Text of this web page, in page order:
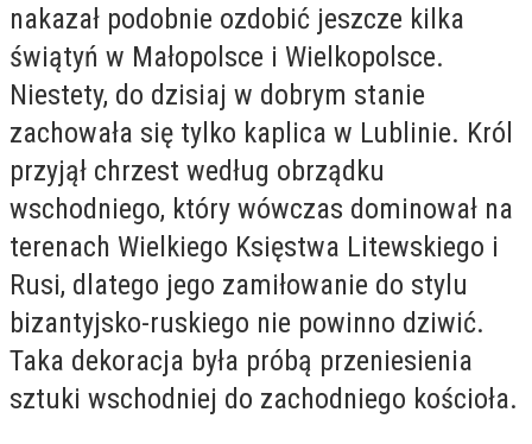
nakazał podobnie ozdobić jeszcze kilka
świątyń w Małopolsce i Wielkopolsce.
Niestety, do dzisiaj w dobrym stanie
zachowała się tylko kaplica w Lublinie. Król
przyjął chrzest według obrządku
wschodniego, który wówczas dominował na
terenach Wielkiego Księstwa Litewskiego i
Rusi, dlatego jego zamiłowanie do stylu
bizantyjsko-ruskiego nie powinno dziwić.
Taka dekoracja była próbą przeniesienia
sztuki wschodniej do zachodniego kościoła.